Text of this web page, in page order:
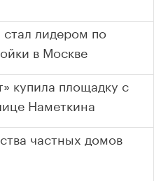
лидером по
в Москве
купила площадку с
Наметкина
частных домов